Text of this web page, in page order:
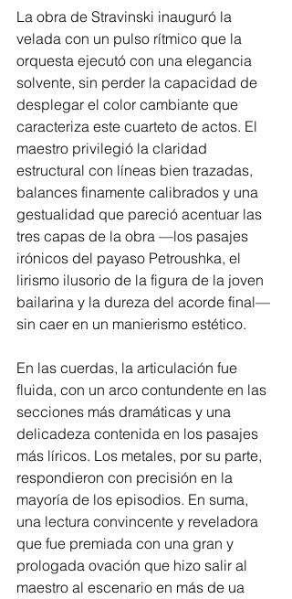
La obra de Stravinski inauguró la
velada con un pulso rítmico que la
orquesta ejecutó con una elegancia
solvente, sin perder la capacidad de
desplegar el color cambiante que
caracteriza este cuarteto de actos. El
maestro privilegió la claridad
estructural con líneas bien trazadas,
balances finamente calibrados y una
gestualidad que pareció acentuar las
tres capas de la obra —los pasajes
irónicos del payaso Petroushka, el
lirismo ilusorio de la figura de la joven
bailarina y la dureza del acorde final—
sin caer en un manierismo estético.
En las cuerdas, la articulación fue
fluida, con un arco contundente en las
secciones más dramáticas y una
delicadeza contenida en los pasajes
más líricos. Los metales, por su parte,
respondieron con precisión en la
mayoría de los episodios. En suma,
una lectura convincente y reveladora
que fue premiada con una gran y
prologada ovación que hizo salir al
maestro al escenario en más de ua